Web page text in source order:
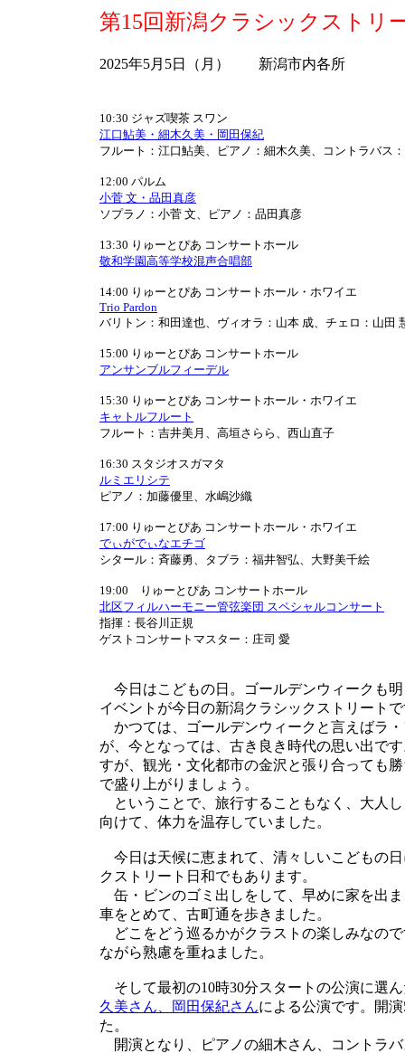
第15回新潟クラシックストリ
2025年5月5日（月） 新潟市内各所
10:30 ジャズ喫茶 スワン
江口鮎美・細木久美・岡田保紀
フルート：江口鮎美、ピアノ：細木久美、コントラバス
12:00 パルム
小菅 文・品田真彦
ソプラノ：小菅 文、ピアノ：品田真彦
13:30 りゅーとぴあ コンサートホール
敬和学園高等学校混声合唱部
14:00 りゅーとぴあ コンサートホール・ホワイエ
Trio Pardon
バリトン：和田達也、ヴィオラ：山本 成、チェロ：山田
15:00 りゅーとぴあ コンサートホール
アンサンブルフィーデル
15:30 りゅーとぴあ コンサートホール・ホワイエ
キャトルフルート
フルート：吉井美月、高垣さらら、西山直子
16:30 スタジオスガマタ
ルミエリシテ
ピアノ：加藤優里、水嶋沙織
17:00 りゅーとぴあ コンサートホール・ホワイエ
でぃがでぃなエチゴ
シタール：斉藤勇、タブラ：福井智弘、大野美千絵
19:00 りゅーとぴあ コンサートホール
北区フィルハーモニー管弦楽団 スペシャルコンサート
指揮：長谷川正規
ゲストコンサートマスター：庄司 愛
今日はこどもの日。ゴールデンウィークも
イベントが今日の新潟クラシックストリート
かつては、ゴールデンウィークと言えばラ
が、今となっては、古き良き時代の思い出で
すが、観光・文化都市の金沢と張り合っても
で盛り上がりましょう。
ということで、旅行することもなく、大人
向けて、体力を温存していました。
今日は天候に恵まれて、清々しいこどもの
クストリート日和でもあります。
缶・ビンのゴミ出しをして、早めに家を出
車をとめて、古町通を歩きました。
どこをどう巡るかがクラストの楽しみなの
ながら熟慮を重ねました。
そして最初の10時30分スタートの公演に選
久美さん、岡田保紀さんによる公演です。開
た。
開演となり、ピアノの細木さん、コントラ